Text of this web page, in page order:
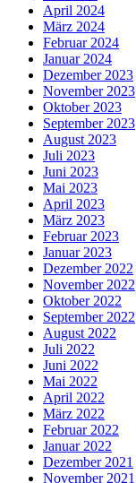
April 2024
März 2024
Februar 2024
Januar 2024
Dezember 2023
November 2023
Oktober 2023
September 2023
August 2023
Juli 2023
Juni 2023
Mai 2023
April 2023
März 2023
Februar 2023
Januar 2023
Dezember 2022
November 2022
Oktober 2022
September 2022
August 2022
Juli 2022
Juni 2022
Mai 2022
April 2022
März 2022
Februar 2022
Januar 2022
Dezember 2021
November 2021